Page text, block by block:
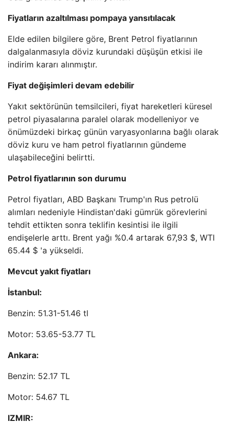
Fiyatların azaltılması pompaya yansıtılacak
Elde edilen bilgilere göre, Brent Petrol fiyatlarının
dalgalanmasıyla döviz kurundaki düşüşün etkisi ile
indirim kararı alınmıştır.
Fiyat değişimleri devam edebilir
Yakıt sektörünün temsilcileri, fiyat hareketleri küresel
petrol piyasalarına paralel olarak modelleniyor ve
önümüzdeki birkaç günün varyasyonlarına bağlı olarak
döviz kuru ve ham petrol fiyatlarının gündeme
ulaşabileceğini belirtti.
Petrol fiyatlarının son durumu
Petrol fiyatları, ABD Başkanı Trump'ın Rus petrolü
alımları nedeniyle Hindistan'daki gümrük görevlerini
tehdit ettikten sonra teklifin kesintisi ile ilgili
endişelerle arttı. Brent yağı %0.4 artarak 67,93 $, WTI
65.44 $ 'a yükseldi.
Mevcut yakıt fiyatları
İstanbul:
Benzin: 51.31-51.46 tl
Motor: 53.65-53.77 TL
Ankara:
Benzin: 52.17 TL
Motor: 54.67 TL
IZMIR: